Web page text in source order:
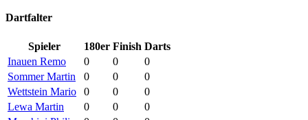
Dartfalter
Spieler 180er Finish Darts
Inauen Remo
0 0
0
Sommer Martin
0 0
0
Wettstein Mario
0 0
0
Lewa Martin
0 0
0